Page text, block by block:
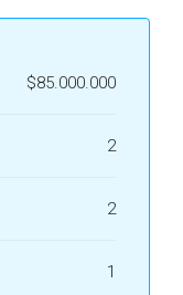
$85.000.000
2
2
1